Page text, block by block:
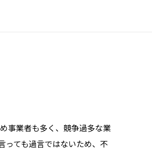
事業者も多く、競争過多な業
っても過言ではないため、不